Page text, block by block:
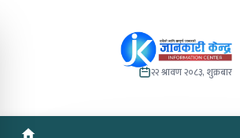
२२ श्रावण २०८३, शुक्रबार